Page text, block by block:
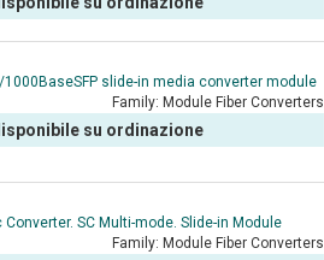
slide-in media converter module
Family: Module Fiber Converters
su ordinazione
SC Multi-mode. Slide-in Module
Family: Module Fiber Converters